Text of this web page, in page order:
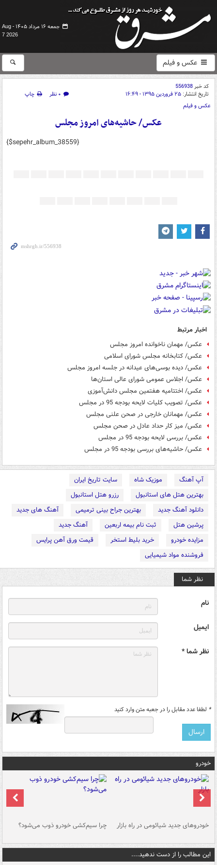
جمعه ۱۶ مرداد ۱۴۰۵ -
Aug
7 2026
عکس و فیلم
کد خبر556938
تاریخ انتشار: ۲۵ فروردین ۱۳۹۵ - ۱۶:۴۹ ۰ نظر
چاپ
عکس و فیلم
عکس/ حاشیه‌های امروز مجلس
{$sepehr_album_38559}
اخبار مرتبط
عکس/ مهمان ناخوانده امروز مجلس
عکس/ کتابخانه مجلس شورای اسلامی
عکس/ دیده بوسی‌های عیدانه در جلسه امروز مجلس
عکس/ اجلاس عمومی شورای عالی استان‌ها
عکس/ اختتامیه هفتمین مجلس دانش‌آموزی
عکس/ تصویب کلیات لایحه بودجه 95 در مجلس
عکس/ مهمانان خارجی در صحن علنی مجلس
عکس/ میز کار حداد عادل در صحن مجلس
عکس/ بررسی لایحه بودجه 95 در مجلس
عکس/ حاشیه‌های بررسی بودجه 95 در مجلس
آپ آهنگ موزیک شاه
سایت تاریخ ایران
بهترین هتل های استانبول
رزرو هتل استانبول
دانلود آهنگ جدید
بهترین جراح بینی ترمیمی
آهنگ های جدید
پرشین هتل
ثبت نام بیمه اربعین
آهنگ جدید
مزایده خودرو
خرید بلیط استخر
قیمت ورق آهن پرایس
فروشنده مواد شیمیایی
نظر شما
نام
ایمیل
نظر شما *
* لطفا عدد مقابل را در جعبه متن وارد کنید
خودرو
خودروهای جدید شیائومی در راه بازار چرا سیم‌کشی خودرو ذوب می‌شود؟
این مطالب را از دست ندهید....